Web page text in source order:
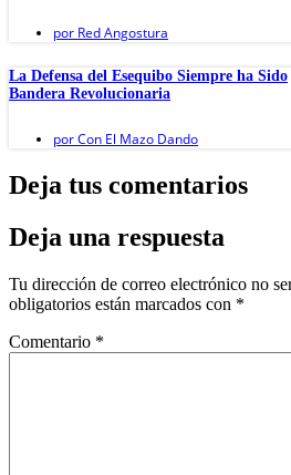
por Red Angostura
La Defensa del Esequibo Siempre ha Sido
Bandera Revolucionaria
porCon El Mazo Dando
Deja tus comentarios
Deja una respuesta
Tu dirección de correo electrónico no
obligatorios están marcados con *
Comentario *